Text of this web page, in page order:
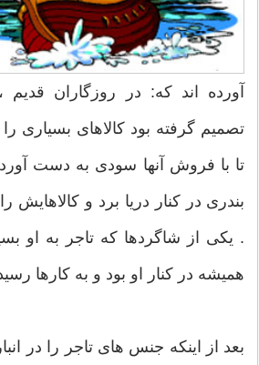
آورده اند که: در روزگاران
تصمیم گرفته بود کالاهای بسیاری
تا با فروش آنها سودی به دست
بندری در کنار دریا برد و
. یکی از شاگردها که تاجر به او
همیشه در کنار او بود و به کارها
بعد از اینکه جنس های تاجر را در